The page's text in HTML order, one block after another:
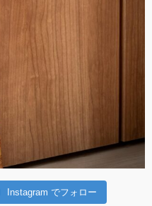
Instagram でフォロー